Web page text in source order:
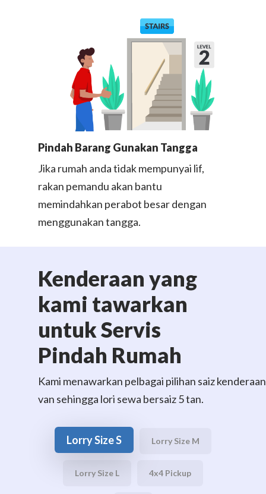
Pindah Barang Gunakan Tangga​
Jika rumah anda tidak mempunyai lif,
rakan pemandu akan bantu
memindahkan perabot besar dengan
menggunakan tangga​.
Kenderaan yang
kami tawarkan
untuk Servis
Pindah Rumah
Kami menawarkan pelbagai pilihan saizkenderaan
van sehingga lori sewa bersaiz5 tan.
Lorry Size S Lorry Size M
Lorry Size L 4x4 Pickup
Consumer
On-Demand Moving
House Moving Package
Disposal
Cross-Border
Ikea Delivery
TheLorry: Office
Business
TheLorry White Glove
Join Us
Become Our Driver
About Us
Switch
Singapore
Change Language